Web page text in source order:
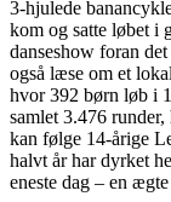
3-hjulede
kom og satte løbet i
danseshow foran
også læse om et
hvor 392 børn løb i
samlet 3.476
kan følge 14-årige
halvt år har dyrket
eneste dag – en